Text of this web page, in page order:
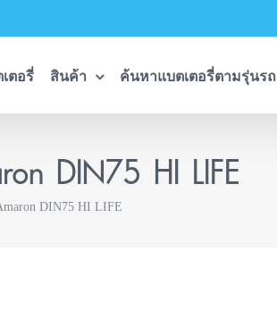
ตอรี่ สินค้า ค้นหาแบตเตอรี่ตามรุ่นรถ
DIN75 HI LIFE
DIN75 HI LIFE